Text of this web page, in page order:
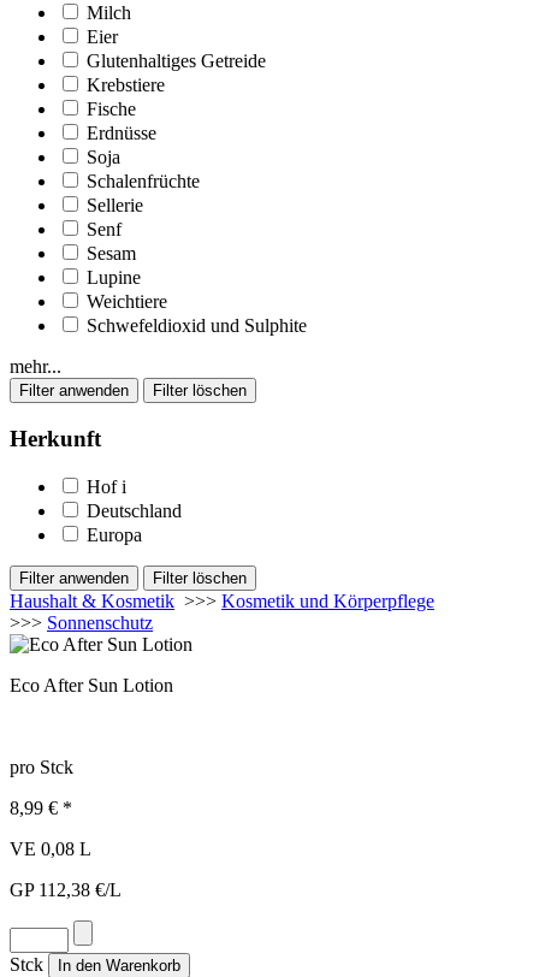
Milch
Eier
Glutenhaltiges Getreide
Krebstiere
Fische
Erdnüsse
Soja
Schalenfrüchte
Sellerie
Senf
Sesam
Lupine
Weichtiere
Schwefeldioxid und Sulphite
mehr...
Herkunft
Hof i
Deutschland
Europa
Haushalt & Kosmetik >>> Kosmetik und Körperpflege
>>> Sonnenschutz
Eco After Sun Lotion
pro Stck
8,99 € *
VE 0,08 L
GP 112,38 €/L
Stck